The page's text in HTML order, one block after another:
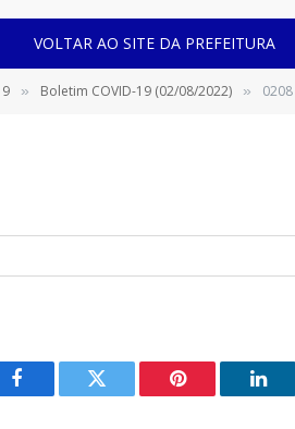
VOLTAR AO SITE DA PREFEITURA
» Boletim COVID-19 (02/08/2022) » 0208
Facebook Twitter Pinterest
O